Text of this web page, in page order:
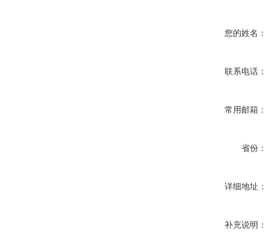
您的姓名：
联系电话：
常用邮箱：
省份：
详细地址：
补充说明：